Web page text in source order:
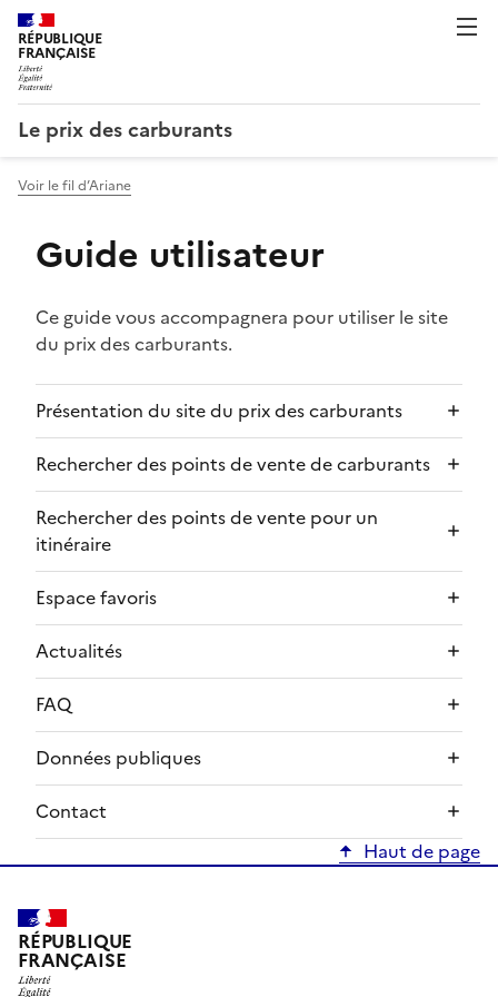
RÉPUBLIQUE
FRANÇAISE
Le prix des carburants
Voir le fil d’Ariane
Guide utilisateur
Ce guide vous accompagnera pour utiliser le site
du prix des carburants.
Présentation du site du prix des carburants
Rechercher des points de vente de carburants
Rechercher des points de vente pour un
itinéraire
Espace favoris
Actualités
FAQ
Données publiques
Contact
Haut de page
RÉPUBLIQUE
FRANÇAISE